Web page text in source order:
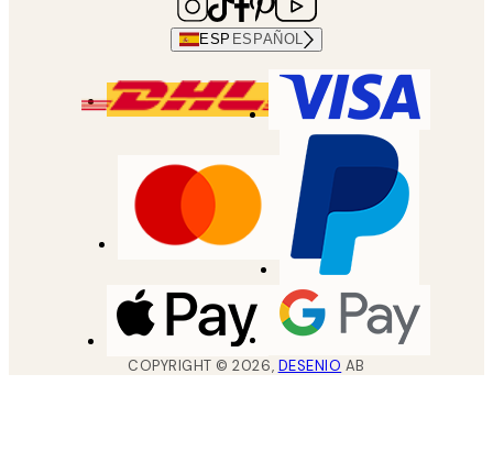
ESP ESPAÑOL
COPYRIGHT ©2026, DESENIO AB